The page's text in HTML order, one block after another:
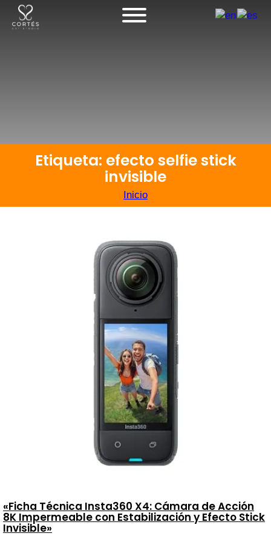
Etiqueta: efecto selfie stick
invisible
Inicio
«Ficha Técnica Insta360 X4: Cámara de Acción
8K Impermeable con Estabilización y Efecto Stick
Invisible»